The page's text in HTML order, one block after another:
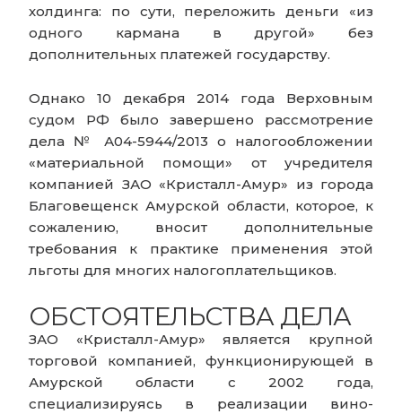
холдинга: по сути, переложить деньги «из
одного кармана в другой» без
дополнительных платежей государству.
Однако 10 декабря 2014 года Верховным
судом РФ было завершено рассмотрение
дела № А04-5944/2013 о налогообложении
«материальной помощи» от учредителя
компанией ЗАО «Кристалл-Амур» из города
Благовещенск Амурской области, которое, к
сожалению, вносит дополнительные
требования к практике применения этой
льготы для многих налогоплательщиков.
ОБСТОЯТЕЛЬСТВА ДЕЛА
ЗАО «Кристалл-Амур» является крупной
торговой компанией, функционирующей в
Амурской области с 2002 года,
специализируясь в реализации вино-